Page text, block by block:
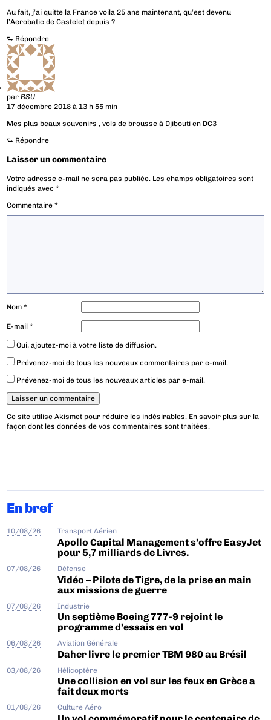
Au fait, j’ai quitte la France voila 25 ans maintenant, qu’est devenu
l’Aerobatic de Castelet depuis ?
⮑ Répondre
parBSU
17 décembre 2018 à 13 h 55 min
Mes plus beaux souvenirs , vols de brousse à Djibouti en DC3
⮑ Répondre
Laisser un commentaire
Votre adresse e-mail ne sera pas publiée. Les champs obligatoires sont
indiqués avec*
Commentaire*
Nom*
E-mail*
Oui, ajoutez-moi à votre liste de diffusion.
Prévenez-moi de tous les nouveaux commentaires par e-mail.
Prévenez-moi de tous les nouveaux articles par e-mail.
Ce site utilise Akismet pour réduire les indésirables. En savoir plus sur la
façon dont les données de vos commentaires sont traitées.
En bref
10/08/26 Transport Aérien
Apollo Capital Management s’offre EasyJet
pour 5,7 milliards de Livres.
07/08/26 Défense
Vidéo – Pilote de Tigre, de la prise en main
aux missions de guerre
07/08/26 Industrie
Un septième Boeing 777-9 rejoint le
programme d’essais en vol
06/08/26 Aviation Générale
Daher livre le premier TBM 980 au Brésil
03/08/26 Hélicoptère
Une collision en vol sur les feux en Grèce a
fait deux morts
01/08/26 Culture Aéro